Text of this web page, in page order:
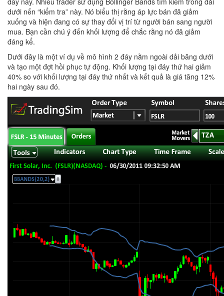
dưới nến “kiểm tra” này. Nó biểu thị rằng áp lực bán đã giảm
xuống và hiện đang có sự thay đổi vị trí từ người bán sang người
mua. Bạn cần chú ý đến khối lượng để chắc rằng nó đã giảm
đáng kể.
Dưới đây là một ví dụ về mô hình 2 đáy nằm ngoài dải băng dưới
và tạo một đợt hồi phục tự động. Khối lượng tại đáy thứ hai giảm
40% so với khối lượng tại đáy thứ nhất và kết quả là giá tăng 12%
hai ngày sau đó.